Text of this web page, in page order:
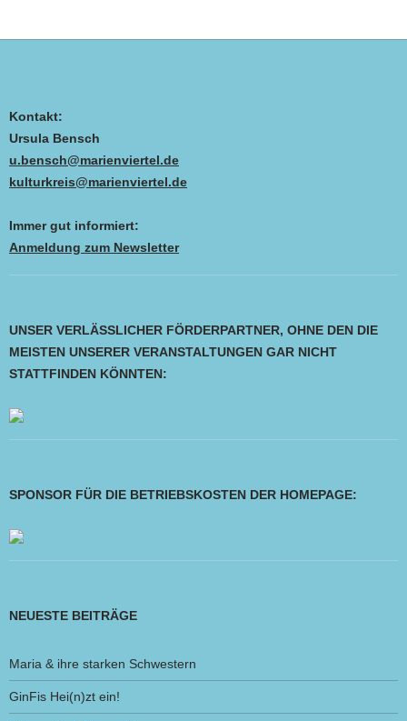
Kontakt:
Ursula Bensch
u.bensch@marienviertel.de
kulturkreis@marienviertel.de
Immer gut informiert:
Anmeldung zum Newsletter
UNSER VERLÄSSLICHER FÖRDERPARTNER, OHNE DEN DIE
MEISTEN UNSERER VERANSTALTUNGEN GAR NICHT
STATTFINDEN KÖNNTEN:
SPONSOR FÜR DIE BETRIEBSKOSTEN DER HOMEPAGE:
NEUESTE BEITRÄGE
Maria & ihre starken Schwestern
GinFis Hei(n)zt ein!